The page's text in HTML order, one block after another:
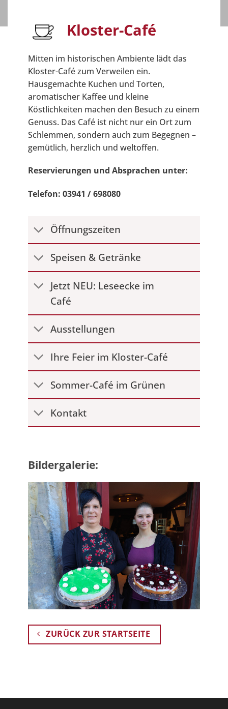
Kloster-Café
Mitten im historischen Ambiente lädt das
Kloster-Café zum Verweilen ein.
Hausgemachte Kuchen und Torten,
aromatischer Kaffee und kleine
Köstlichkeiten machen den Besuch zu einem
Genuss. Das Café ist nicht nur ein Ort zum
Schlemmen, sondern auch zum Begegnen –
gemütlich, herzlich und weltoffen.
Reservierungen und Absprachen unter:
Telefon: 03941 / 698080
Öffnungszeiten
Speisen & Getränke
Jetzt NEU: Leseecke im
Café
Ausstellungen
Ihre Feier im Kloster-Café
Sommer-Café im Grünen
Kontakt
Bildergalerie:
ZURÜCK ZUR STARTSEITE